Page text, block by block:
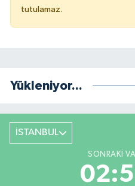
tutulamaz.
Yükleniyor...
İSTANBUL
SONRAKI